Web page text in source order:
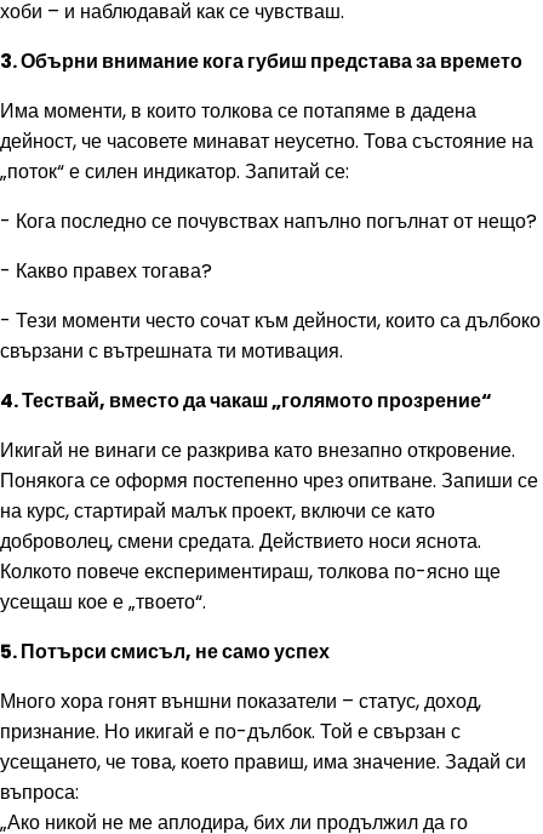
хоби – и наблюдавай как се чувстваш.
3. Обърни внимание кога губиш представа за времето
Има моменти, в които толкова се потапяме в дадена
дейност, че часовете минават неусетно. Това състояние на
„поток“ е силен индикатор. Запитай се:
- Кога последно се почувствах напълно погълнат от нещо?
- Какво правех тогава?
- Тези моменти често сочат към дейности, които са дълбоко
свързани с вътрешната ти мотивация.
4. Тествай, вместо да чакаш „голямото прозрение“
Икигай не винаги се разкрива като внезапно откровение.
Понякога се оформя постепенно чрез опитване. Запиши се
на курс, стартирай малък проект, включи се като
доброволец, смени средата. Действието носи яснота.
Колкото повече експериментираш, толкова по-ясно ще
усещаш кое е „твоето“.
5. Потърси смисъл, не само успех
Много хора гонят външни показатели – статус, доход,
признание. Но икигай е по-дълбок. Той е свързан с
усещането, че това, което правиш, има значение. Задай си
въпроса:
„Ако никой не ме аплодира, бих ли продължил да го